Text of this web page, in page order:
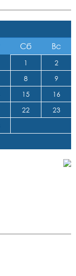
Сб Вс
1
2
8
9
15
16
22
23